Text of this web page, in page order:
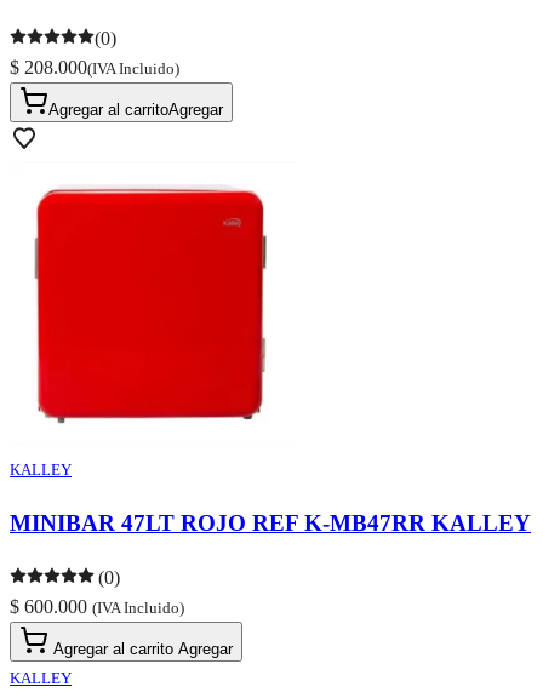
(0)
$ 208.000(IVA Incluido)
Agregar al carritoAgregar
KALLEY
MINIBAR 47LT ROJO REF K-MB47RR KALLEY
(0)
$ 600.000 (IVA Incluido)
Agregar al carrito Agregar
KALLEY